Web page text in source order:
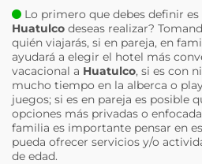
Lo primero que debes definir
Huatulco deseas realizar?
quién viajarás, si en pareja, en
ayudará a elegir el hotel más
vacacional a Huatulco, si es con
mucho tiempo en la alberca o
juegos; si es en pareja es posible
opciones más privadas o
familia es importante pensar en
pueda ofrecer servicios y/o
de edad.